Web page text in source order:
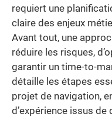
requiert une
claire des enjeux
Avant tout, une
réduire les risques,
garantir un time-to-
détaille les étapes
projet de navigation,
d’expérience issus